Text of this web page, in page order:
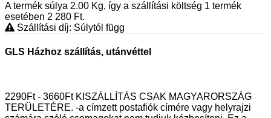
A termék súlya 2.00 Kg, így a szállítási költség 1 termék
esetében 2 280 Ft.
Szállítási díj: Súlytól függ
GLS Házhoz szállítás, utánvéttel
2290Ft - 3660Ft KISZÁLLÍTÁS CSAK MAGYARORSZÁG
TERÜLETÉRE. -a címzett postafiók címére vagy helyrajzi